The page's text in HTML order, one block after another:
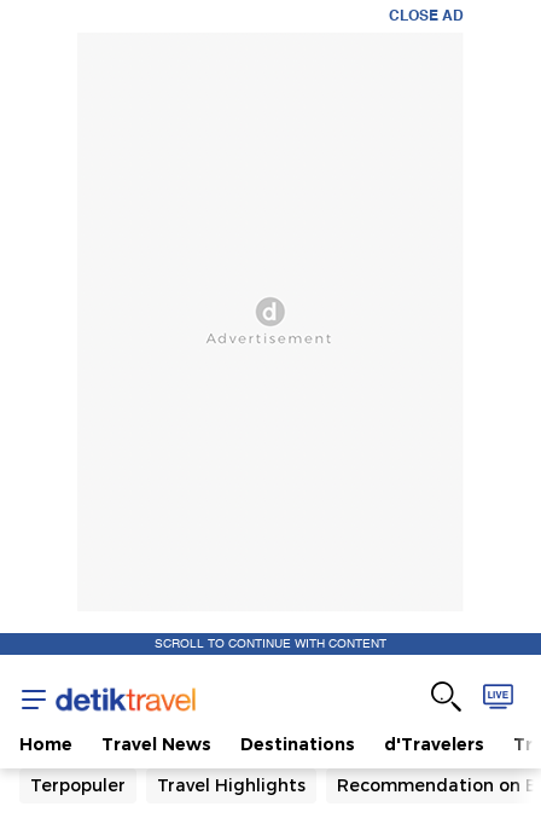
CLOSE AD
SCROLL TO CONTINUE WITH CONTENT
Home Travel News Destinations d'Travelers
Terpopuler
Travel Highlights Recommendation on